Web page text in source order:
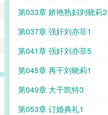
第033章 娇艳熟妇刘晓莉2
第037章 强奸刘亦菲1
第041章 强奸刘亦菲5
第045章 再干刘晓莉1
第049章 大干凯特3
第053章 订婚典礼1